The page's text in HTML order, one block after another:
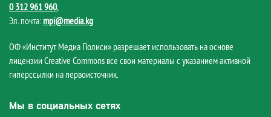
0 312 961 960,
Эл. почта: mpi@media.kg
ОФ «Институт Медиа Полиси» разрешает использовать на основе
лицензии Creative Commons все свои материалы с указанием активной
гиперссылки на первоисточник.
Мы в социальных сетях